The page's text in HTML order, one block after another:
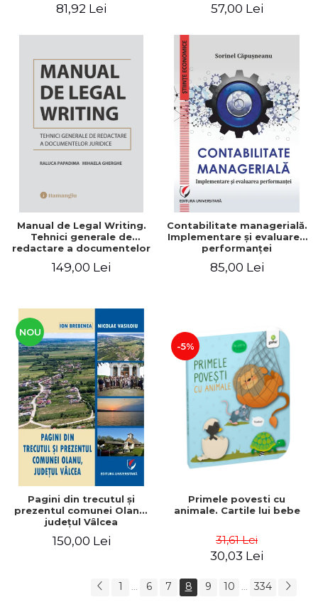
81,92 Lei 57,00 Lei
Manual de Legal Writing.
Tehnici generale de
redactare a documentelor
Mihaela Gherghe
149,00 Lei
Contabilitate managerială.
Implementare şi evaluarea
performanţei
85,00 Lei
NOU
Pagini din trecutul şi
prezentul comunei Olanu,
judeţul Vâlcea
150,00 Lei
-5%
Primele povesti cu
animale. Cartile lui bebe
31,61 Lei
30,03 Lei
1 ... 6 7 8 9 10 ... 334